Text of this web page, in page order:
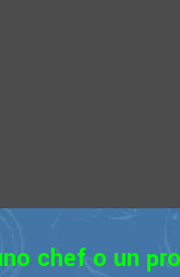
chef o un